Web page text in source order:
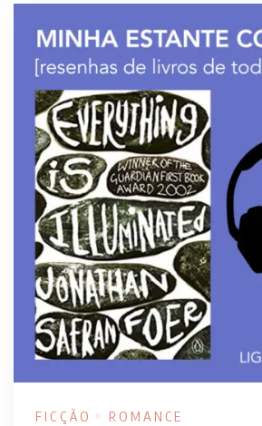
FICÇÃO ROMANCE